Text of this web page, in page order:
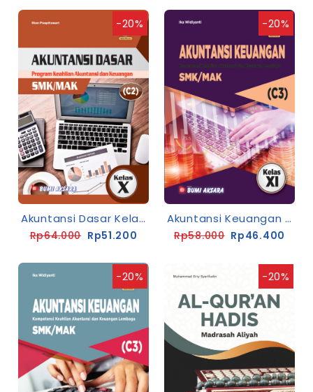
-20%
Akuntansi Dasar Kelas X SMK/MAK [K13-Rev]
Rp64.000 Rp51.200
-20%
Akuntansi Keuangan Kelas XI SMK-C3 [K13-Rev]
Rp58.000 Rp46.400
-20% -20%